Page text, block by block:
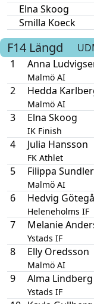
Elna Skoog
Smilla Koeck
F14 Längd
1
Anna
Malmö AI
2 Hedda
Malmö AI
3 Elna Skoog
IK Finish
4 Julia Hansson
FK Athlet
5 Filippa Sundler
Malmö AI
6 Hedvig
Heleneholms IF
7 Melanie
Ystads IF
8 Elly Oredsson
Malmö AI
9 Alma Lindberg
Ystads IF